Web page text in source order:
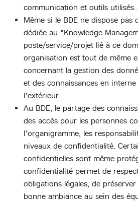
communication et outils
Même si le BDE ne dispose
dédiée au "Knowledge
poste/service/projet lié à ce
organisation est tout de même
concernant la gestion des
et des connaissances en
l'extérieur.
Au BDE, le partage des
des accès pour les personnes
l'organigramme, les
niveaux de confidentialité.
confidentielles sont même
confidentialité permet de
obligations légales, de
bonne ambiance au sein des